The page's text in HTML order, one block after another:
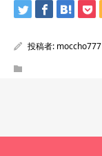
投稿者: moccho777